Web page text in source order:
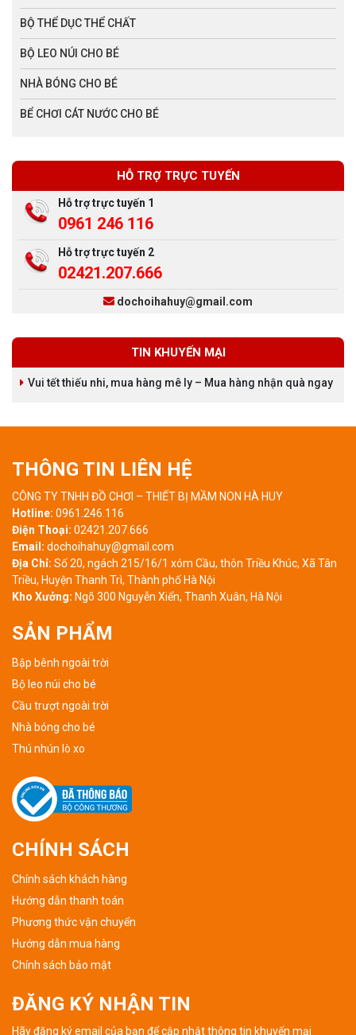
BỘ THỂ DỤC THỂ CHẤT
BỘ LEO NÚI CHO BÉ
NHÀ BÓNG CHO BÉ
BỂ CHƠI CÁT NƯỚC CHO BÉ
HỖ TRỢ TRỰC TUYẾN
Hỗ trợ trực tuyến 1
0961 246 116
Hỗ trợ trực tuyến 2
02421.207.666
dochoihahuy@gmail.com
TIN KHUYẾN MẠI
Vui tết thiếu nhi, mua hàng mê ly – Mua hàng nhận quà ngay
THÔNG TIN LIÊN HỆ
CÔNG TY TNHH ĐỒ CHƠI – THIẾT BỊ MẦM NON HÀ HUY
Hotline: 0961.246.116
Điện Thoại: 02421.207.666
Email: dochoihahuy@gmail.com
Địa Chỉ: Số 20, ngách 215/16/1 xóm Cầu, thôn Triều Khúc, Xã Tân
Triều, Huyện Thanh Trì, Thành phố Hà Nội
Kho Xưởng: Ngõ 300 Nguyễn Xiển, Thanh Xuân, Hà Nội
SẢN PHẨM
Bập bênh ngoài trời
Bộ leo núi cho bé
Cầu trượt ngoài trời
Nhà bóng cho bé
Thú nhún lò xo
CHÍNH SÁCH
Chính sách khách hàng
Hướng dẫn thanh toán
Phương thức vận chuyển
Hướng dẫn mua hàng
Chính sách bảo mật
ĐĂNG KÝ NHẬN TIN
Hãy đăng ký email của bạn để cập nhật thông tin khuyến mại